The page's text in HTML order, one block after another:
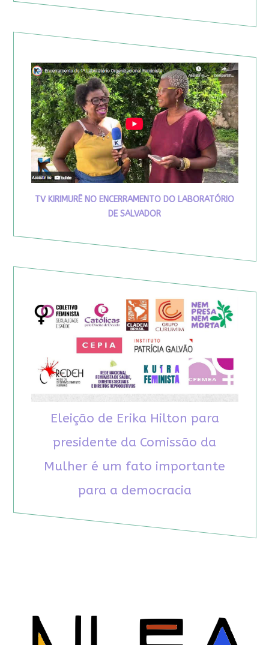
TV KIRIMURÊ NO ENCERRAMENTO DO LABORATÓRIO
DE SALVADOR
Eleição de Erika Hilton para
presidente da Comissão da
Mulher é um fato importante
para a democracia